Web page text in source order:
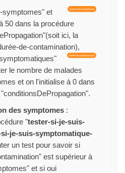
symptomes" et
50 dans la procédure
ici, la
de-contamination),
le nombre de malades
et on l'initialise à 0 dans
des symptomes :
"tester-si-je-suis-
je-suis-symptomatique-
un test pour savoir si
est supérieur à
et si oui